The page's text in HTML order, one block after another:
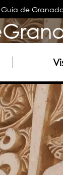
Guía de